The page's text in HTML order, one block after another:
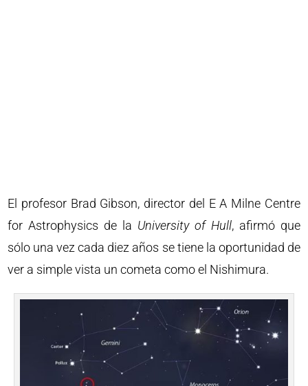
El profesor Brad Gibson, director del E A Milne Centre
for Astrophysics de la University of Hull, afirmó que
sólo una vez cada diez años se tiene la oportunidad de
ver a simple vista un cometa como el Nishimura.